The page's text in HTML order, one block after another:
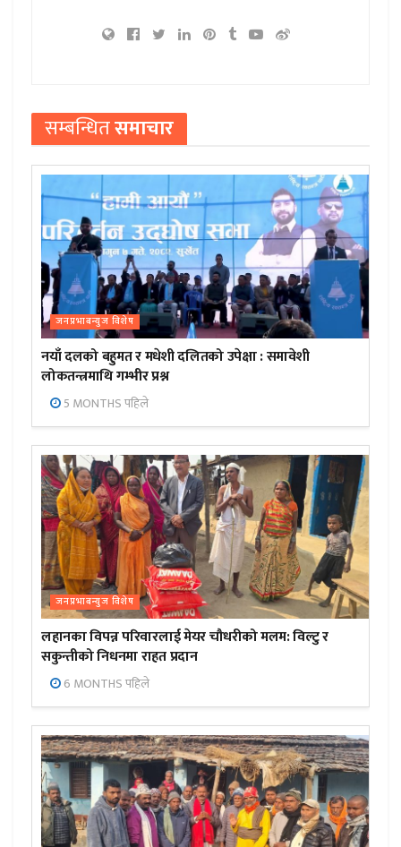
सम्बन्धितसमाचार
जनप्रभाबन्युज विशेष
नयाँ दलको बहुमत र मधेशी दलितको उपेक्षा : समावेशी
लोकतन्त्रमाथि गम्भीर प्रश्न
5 MONTHS पहिले
जनप्रभाबन्युज विशेष
लहानका विपन्न परिवारलाई मेयर चौधरीको मलम: विल्टु र
सकुन्तीको निधनमा राहत प्रदान
6 MONTHS पहिले